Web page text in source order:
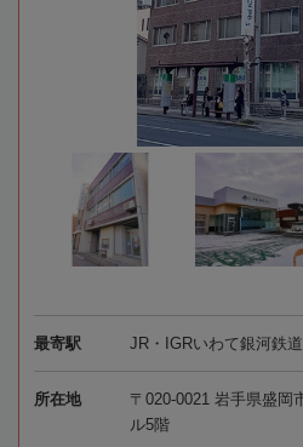
最寄駅 JR・IGRいわて銀河鉄
所在地
〒020-0021 岩手県盛岡
ル5階